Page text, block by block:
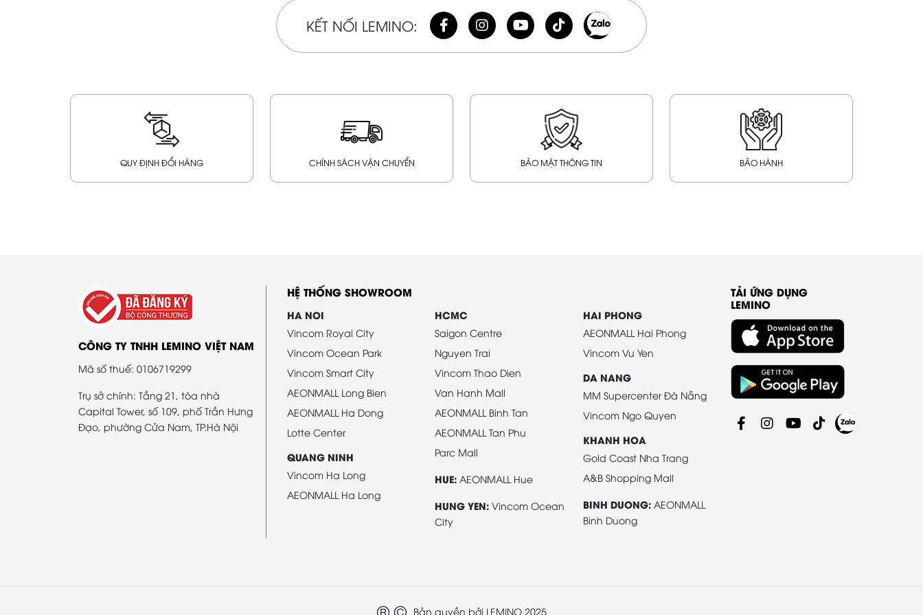
KẾT NỐI LEMINO:
QUY ĐỊNH ĐỔI HÀNG CHÍNH SÁCH VẬN CHUYỂN BẢO MẬT THÔNG TIN BẢO HÀNH
CÔNG TY TNHH LEMINO VIỆT NAM
Mã số thuế: 0106719299
Trụ sở chính: Tầng 21, tòa nhà
Capital Tower, số 109, phố Trần Hưng
Đạo, phường Cửa Nam, TP.Hà Nội
HỆ THỐNG SHOWROOM
HA NOI
Vincom Royal City
Vincom Ocean Park
Vincom Smart City
AEONMALL Long Bien
AEONMALL Ha Dong
Lotte Center
QUANG NINH
Vincom Ha Long
AEONMALL Ha Long
HCMC
Saigon Centre
Nguyen Trai
Vincom Thao Dien
Van Hanh Mall
AEONMALL Binh Tan
AEONMALL Tan Phu
Parc Mall
HUE:AEONMALL Hue
HUNG YEN:Vincom Ocean
City
HAI PHONG
AEONMALL Hai Phong
Vincom Vu Yen
DA NANG
MM Supercenter Đà Nẵng
Vincom Ngo Quyen
KHANH HOA
Gold Coast Nha Trang
A&B Shopping Mall
BINH DUONG: AEONMALL
Binh Duong
TẢI ỨNG DỤNG
LEMINO
Bản quyền bởi LEMINO 2025